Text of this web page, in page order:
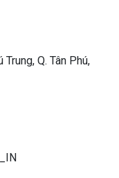
Q. Tân Phú,